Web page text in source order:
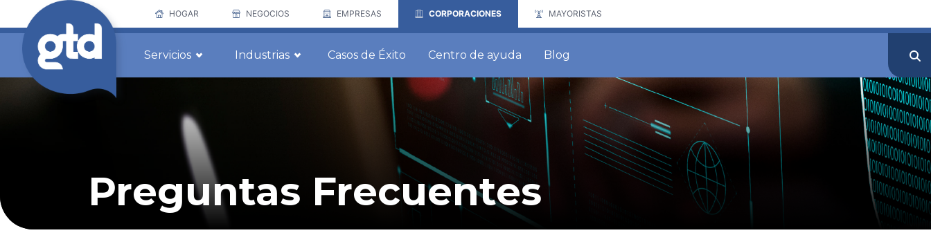
HOGAR NEGOCIOS EMPRESAS CORPORACIONES MAYORISTAS
Servicios Industrias Casos de Éxito Centro de ayuda Blog
Preguntas Frecuentes